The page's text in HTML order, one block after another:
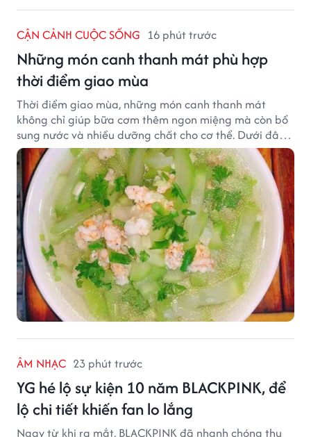
CẬN CẢNH CUỘC SỐNG 16 phút trước
Những món canh thanh mát phù hợp
thời điểm giao mùa
Thời điểm giao mùa, những món canh thanh mát
không chỉ giúp bữa cơm thêm ngon miệng mà còn bổ
sung nước và nhiều dưỡng chất cho cơ thể. Dưới đây
là một số món canh đơn giản, dễ nấu, phù hợp cho cả
gia đình.
ÂM NHẠC 23 phút trước
YG hé lộ sự kiện 10 năm BLACKPINK, để
lộ chi tiết khiến fan lo lắng
Ngay từ khi ra mắt, BLACKPINK đã nhanh chóng thu